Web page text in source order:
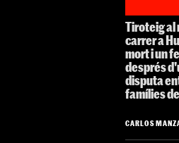
Tiroteig al
carrer a
mort i un
després
disputa
famílies
CARLOS